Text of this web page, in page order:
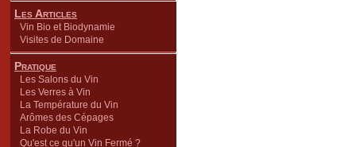
Les Articles
Vin Bio et Biodynamie
Visites de Domaine
Pratique
Les Salons du Vin
Les Verres à Vin
La Température du Vin
Arômes des Cépages
La Robe du Vin
Qu'est ce qu'un Vin Fermé ?